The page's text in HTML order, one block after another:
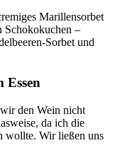
Marillensorbet
Schokokuchen –
Sorbet und
Essen
den Wein nicht
da ich die
wollte. Wir ließen uns